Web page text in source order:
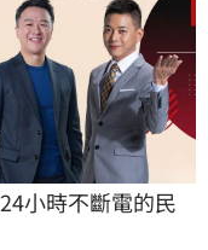
小時不斷電的民